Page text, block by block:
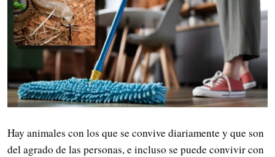
Hay animales con los que se convive diariamente y que son
del agrado de las personas, e incluso se puede convivir con